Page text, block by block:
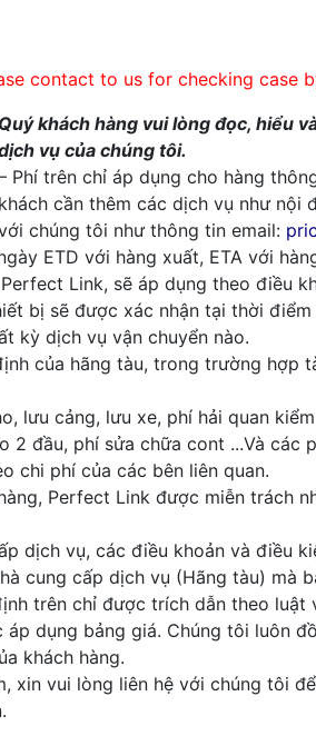
contact to us for checking case
Quý khách hàng vui lòng đọc, hiểu
vụ của chúng tôi.
Phí trên chỉ áp dụng cho hàng
khách cần thêm các dịch vụ như nội
chúng tôi như thông tin email:
ETD với hàng xuất, ETA với
Link, sẽ áp dụng theo điều
bị sẽ được xác nhận tại thời
kỳ dịch vụ vận chuyển nào.
của hãng tàu, trong trường hợp
lưu cảng, lưu xe, phí hải quan
2 đầu, phí sửa chữa cont ...Và
chi phí của các bên liên quan.
Perfect Link được miễn trách
dịch vụ, các điều khoản và điều
cung cấp dịch vụ (Hãng tàu) mà
trên chỉ được trích dẫn theo
dụng bảng giá. Chúng tôi luôn
khách hàng.
xin vui lòng liên hệ với chúng tôi